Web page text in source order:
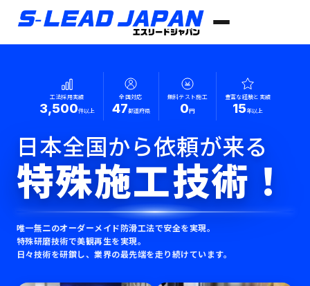
工法採用実績
3,500件以上
全国対応
47都道府県
無料テスト施工
0円
豊富な経験と実績
15年以上
日本全国から依頼が来る
特殊施工技術！
唯一無二のオーダーメイド防滑工法で安全を実現。
特殊研磨技術で美観再生を実現。
日々技術を研鑽し、業界の最先端を走り続けています。